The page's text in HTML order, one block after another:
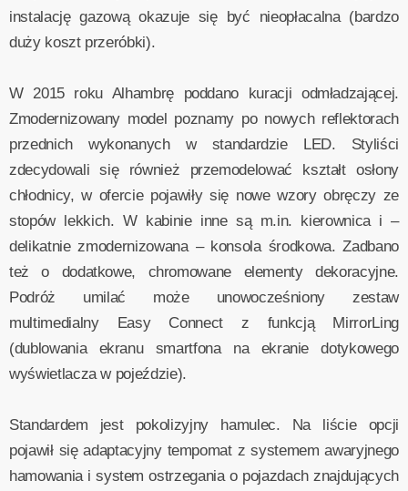
instalację gazową okazuje się być nieopłacalna (bardzo
duży koszt przeróbki).
W 2015 roku Alhambrę poddano kuracji odmładzającej.
Zmodernizowany model poznamy po nowych reflektorach
przednich wykonanych w standardzie LED. Styliści
zdecydowali się również przemodelować kształt osłony
chłodnicy, w ofercie pojawiły się nowe wzory obręczy ze
stopów lekkich. W kabinie inne są m.in. kierownica i –
delikatnie zmodernizowana – konsola środkowa. Zadbano
też o dodatkowe, chromowane elementy dekoracyjne.
Podróż umilać może unowocześniony zestaw
multimedialny Easy Connect z funkcją MirrorLing
(dublowania ekranu smartfona na ekranie dotykowego
wyświetlacza w pojeździe).
Standardem jest pokolizyjny hamulec. Na liście opcji
pojawił się adaptacyjny tempomat z systemem awaryjnego
hamowania i system ostrzegania o pojazdach znajdujących